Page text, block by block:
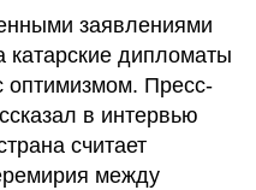
заявлениями
катарские дипломаты
оптимизмом. Пресс-
в интервью
считает
между